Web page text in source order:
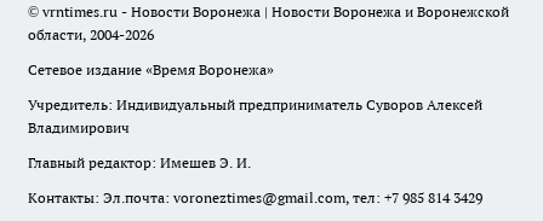
© vrntimes.ru - Новости Воронежа | Новости Воронежа и Воронежской
области, 2004-2026
Сетевое издание «Время Воронежа»
Учредитель: Индивидуальный предприниматель Суворов Алексей
Владимирович
Главный редактор: Имешев Э. И.
Контакты: Эл.почта: voroneztimes@gmail.com, тел: +7 985 814 3429